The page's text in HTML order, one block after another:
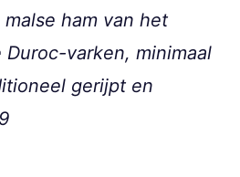
ham van het
Duroc-varken, minimaal
gerijpt en